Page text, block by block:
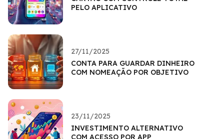
PELO APLICATIVO
27/11/2025
CONTA PARA GUARDAR DINHEIRO
COM NOMEAÇÃO POR OBJETIVO
23/11/2025
INVESTIMENTO ALTERNATIVO
COM ACESSO POR APP